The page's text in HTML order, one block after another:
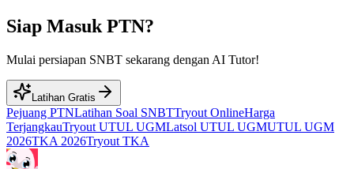
Siap Masuk PTN?
Mulai persiapan SNBT sekarang dengan AI Tutor!
Latihan Gratis
Pejuang PTNLatihan Soal SNBTTryout OnlineHarga
TerjangkauTryout UTUL UGMLatsol UTUL UGMUTUL UGM
2026TKA 2026Tryout TKA